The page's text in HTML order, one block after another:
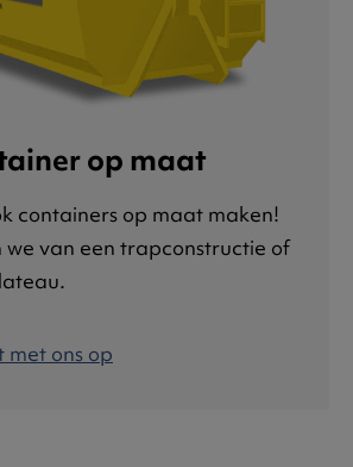
op maat
containers op maat maken!
we van een trapconstructie of
met ons op